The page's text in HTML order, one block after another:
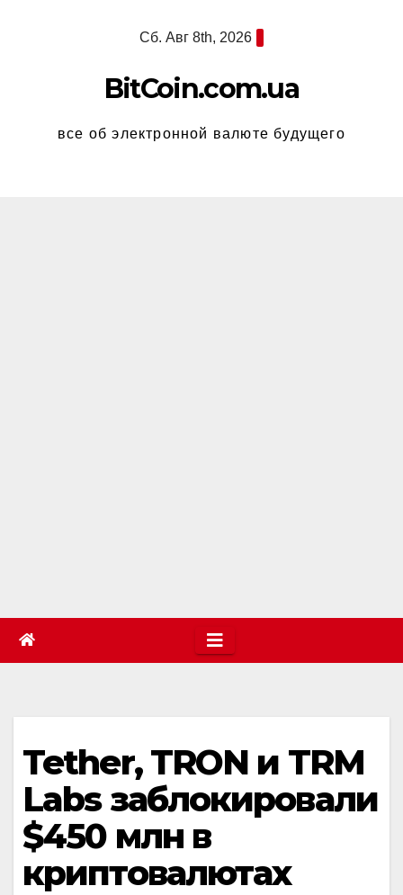
Сб. Авг 8th, 2026
BitCoin.com.ua
все об электронной валюте будущего
Tether, TRON и TRM
Labs заблокировали
$450 млн в
криптовалютах